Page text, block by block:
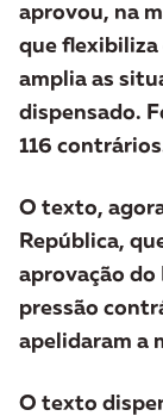
aprovou, na
que
amplia as
dispensado.
116
O texto,
República,
aprovação
pressão
apelidaram a
O texto